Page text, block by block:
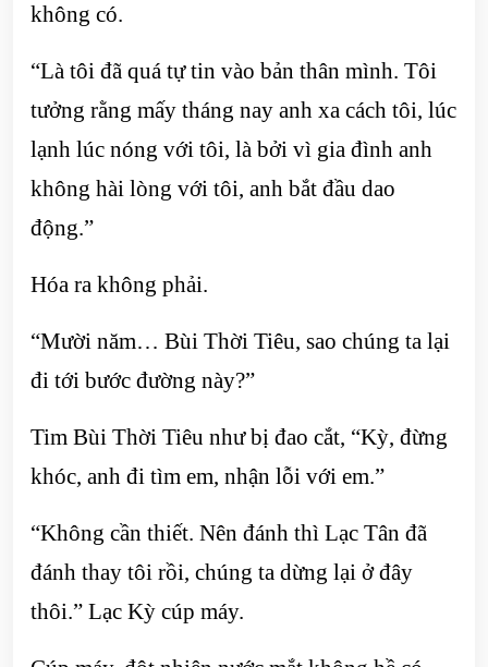
không có.
“Là tôi đã quá tự tin vào bản thân mình. Tôi
tưởng rằng mấy tháng nay anh xa cách tôi, lúc
lạnh lúc nóng với tôi, là bởi vì gia đình anh
không hài lòng với tôi, anh bắt đầu dao
động.”
Hóa ra không phải.
“Mười năm… Bùi Thời Tiêu, sao chúng ta lại
đi tới bước đường này?”
Tim Bùi Thời Tiêu như bị đao cắt, “Kỳ, đừng
khóc, anh đi tìm em, nhận lỗi với em.”
“Không cần thiết. Nên đánh thì Lạc Tân đã
đánh thay tôi rồi, chúng ta dừng lại ở đây
thôi.” Lạc Kỳ cúp máy.